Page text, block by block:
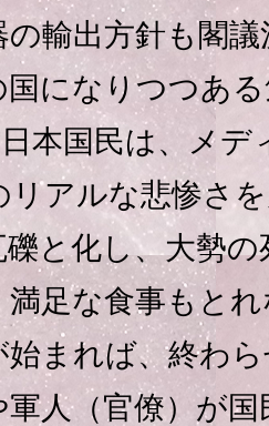
輸出方針も閣
になりつつあ
本国民は、メデ
リアルな悲惨さ
と化し、大勢
満足な食事もと
始まれば、終わ
人（官僚）が